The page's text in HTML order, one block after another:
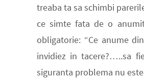
treaba ta sa schimbi
ce simte fata de o
obligatorie: “Ce anume
invidiez in tacere?…..sa
siguranta problema nu